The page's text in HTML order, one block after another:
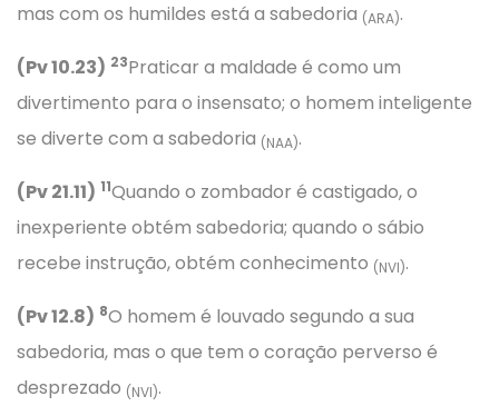
mas com os humildes está a sabedoria (ARA).
(Pv 10.23) 23Praticar a maldade é como um
divertimento para o insensato; o homem inteligente
se diverte com a sabedoria (NAA).
(Pv 21.11) 11Quando o zombador é castigado, o
inexperiente obtém sabedoria; quando o sábio
recebe instrução, obtém conhecimento (NVI).
(Pv 12.8) 8O homem é louvado segundo a sua
sabedoria, mas o que tem o coração perverso é
desprezado (NVI).